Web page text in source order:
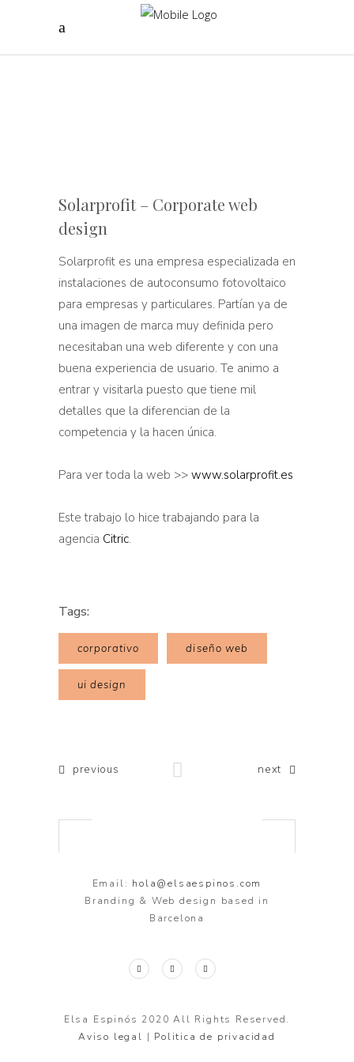
Solarprofit – Corporate web
design
Solarprofit es una empresa especializada en
instalaciones de autoconsumo fotovoltaico
para empresas y particulares. Partían ya de
una imagen de marca muy definida pero
necesitaban una web diferente y con una
buena experiencia de usuario. Te animo a
entrar y visitarla puesto que tiene mil
detalles que la diferencian de la
competencia y la hacen única.
Para ver toda la web >> www.solarprofit.es
Este trabajo lo hice trabajando para la
agencia Citric.
Tags:
corporativo diseño web
ui design
previous next
Email: hola@elsaespinos.com
Branding & Web design based in
Barcelona
Elsa Espinós 2020 All Rights Reserved.
Aviso legal | Politica de privacidad